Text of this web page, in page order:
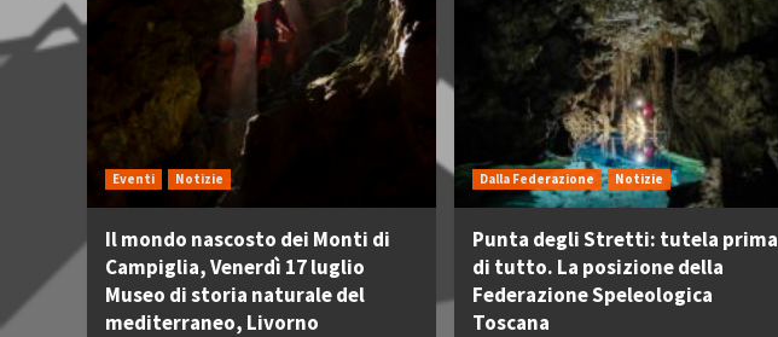
Eventi Notizie
Il mondo nascosto dei Monti di
Campiglia, Venerdì 17 luglio
Museo di storia naturale del
mediterraneo, Livorno
Dalla Federazione Notizie
Punta degli Stretti: tutela prima
di tutto. La posizione della
Federazione Speleologica
Toscana